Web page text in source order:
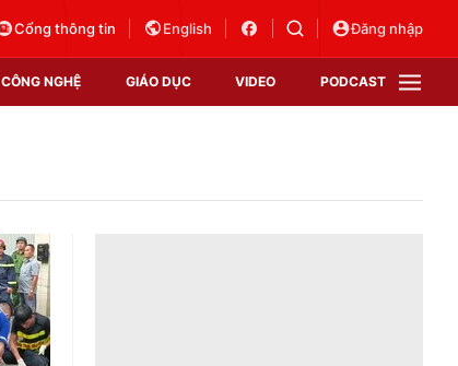
Cổng thông tin English Đăng nhập
CÔNG NGHỆ GIÁO DỤC VIDEO PODCAST
VTV Sức khoẻ